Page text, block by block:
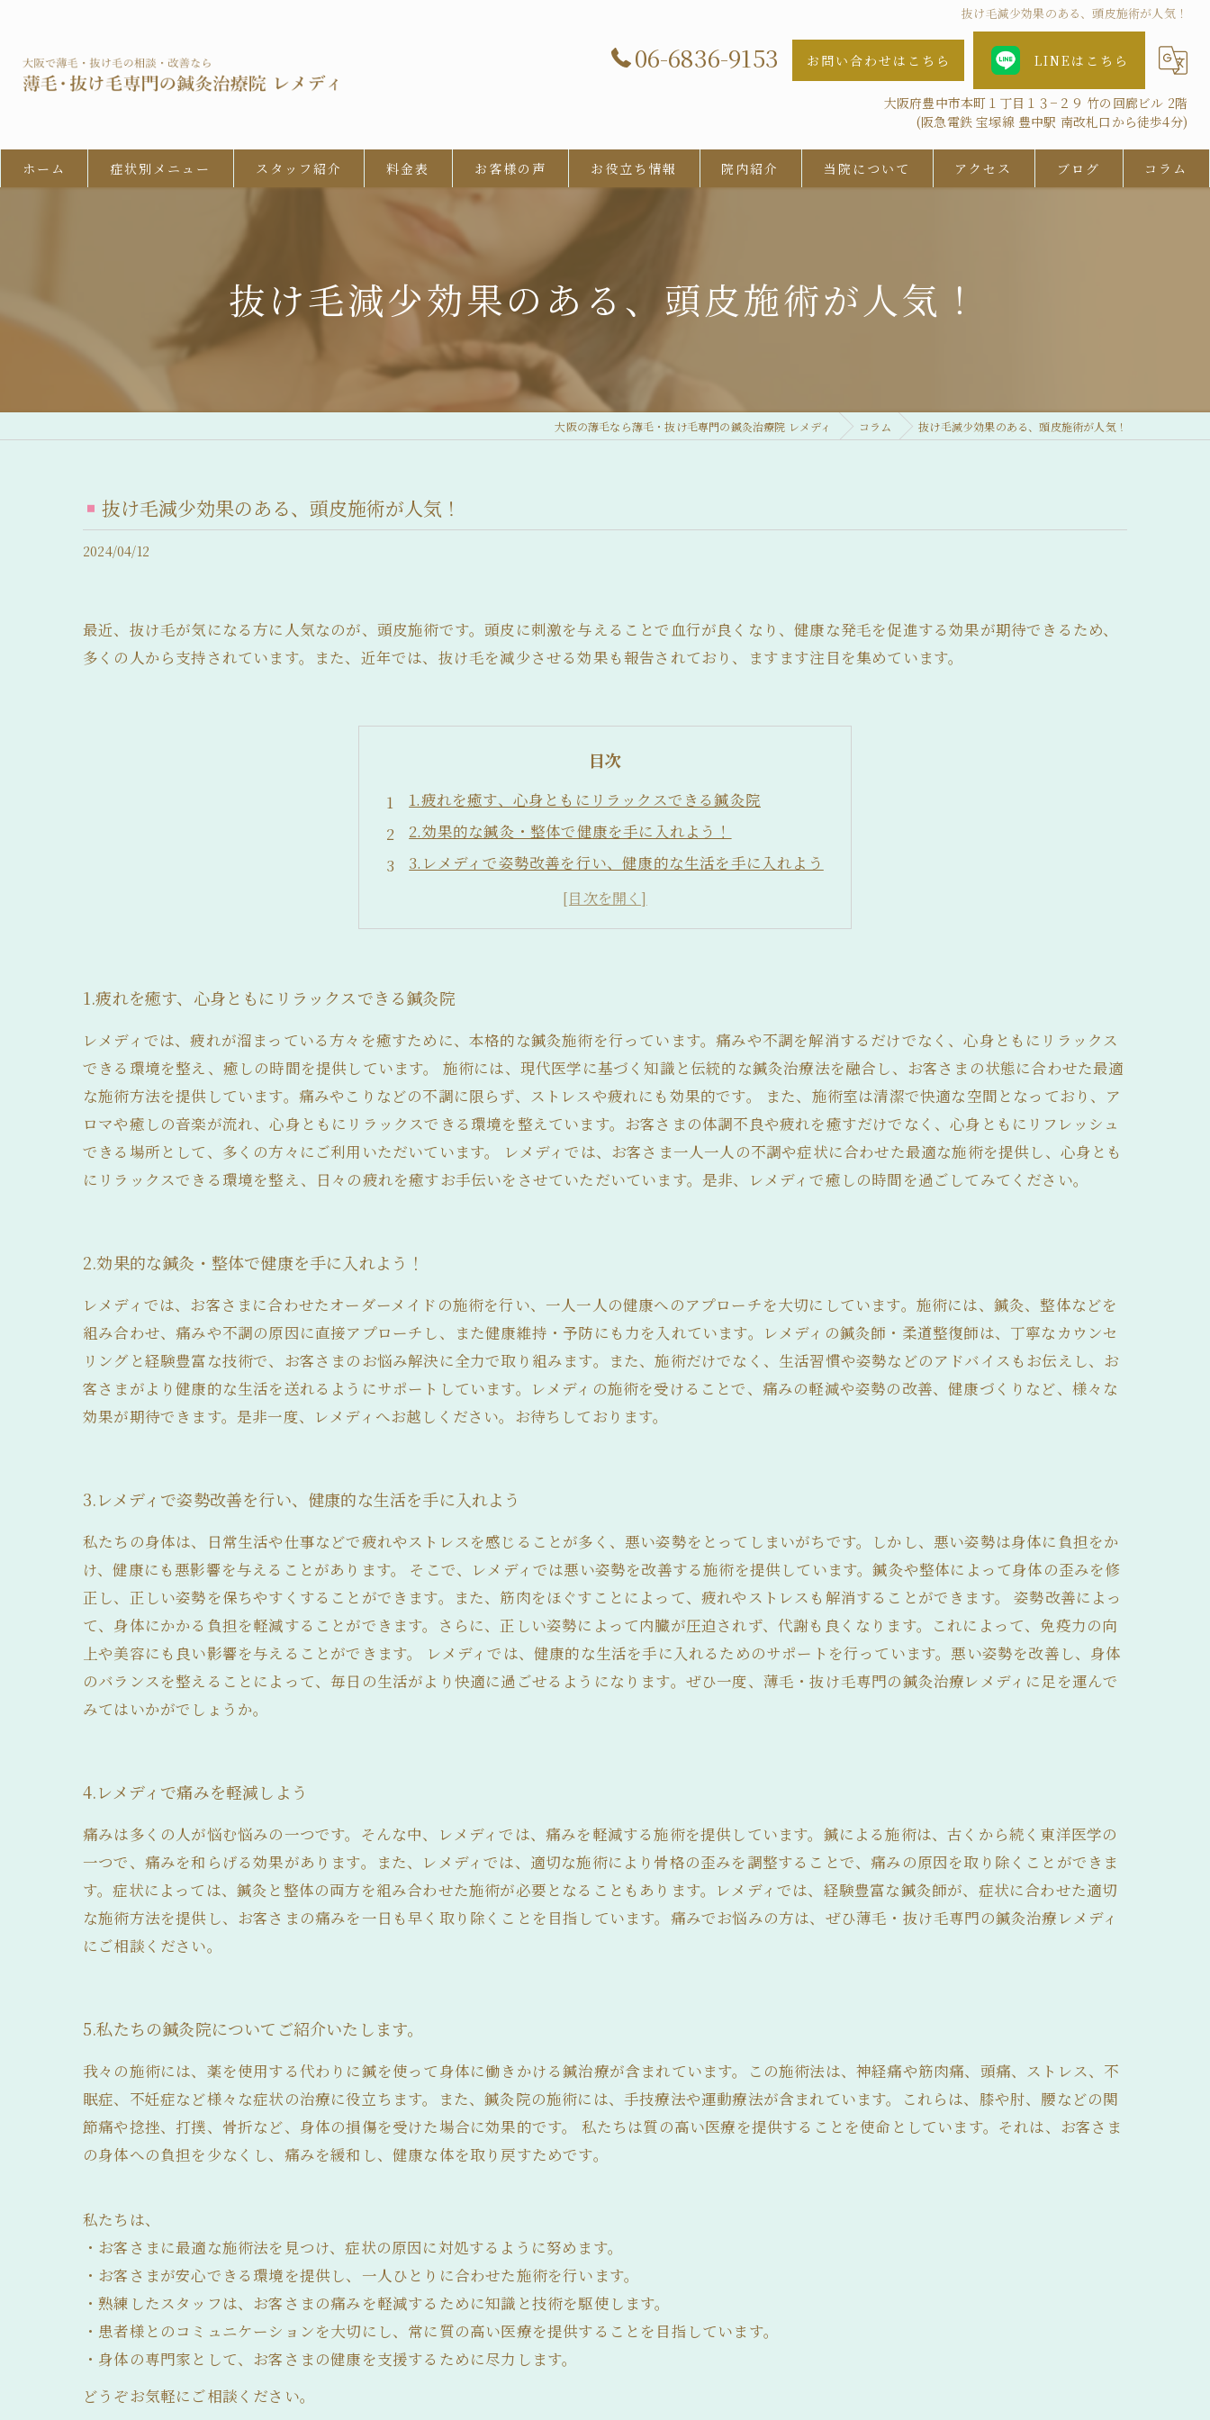
抜け毛減少効果のある、頭皮施術が人気！
06-6836-9153 お問い合わせはこちら LINEはこちら
大阪府豊中市本町１丁目１３−２９ 竹の回廊ビル 2階
(阪急電鉄 宝塚線 豊中駅 南改札口から徒歩4分)
ホーム 症状別メニュー
女性の男性型脱毛 (FAGA)
円形脱毛症
牽引性脱毛症
産後脱毛症 (産後の抜け毛)
急性休止期脱毛症
慢性休止期脱毛症
抜け毛について
スタッフ紹介 料金表 お客様の声 お役立ち情報 院内紹介 当院について
鍼灸
アクセス ブログ コラム
抜け毛減少効果のある、頭皮施術が人気！
大阪の薄毛なら薄毛・抜け毛専門の鍼灸治療院 レメディ コラム 抜け毛減少効果のある、頭皮施術が人気！
抜け毛減少効果のある、頭皮施術が人気！
2024/04/12
最近、抜け毛が気になる方に人気なのが、頭皮施術です。頭皮に刺激を与えることで血行が良くなり、健康な発毛を促進する効果が期待できるため、
多くの人から支持されています。また、近年では、抜け毛を減少させる効果も報告されており、ますます注目を集めています。
目次
1.疲れを癒す、心身ともにリラックスできる鍼灸院
2.効果的な鍼灸・整体で健康を手に入れよう！
3.レメディで姿勢改善を行い、健康的な生活を手に入れよう
4.レメディで痛みを軽減しよう
5.私たちの鍼灸院についてご紹介いたします。
1.疲れを癒す、心身ともにリラックスできる鍼灸院
レメディでは、疲れが溜まっている方々を癒すために、本格的な鍼灸施術を行っています。痛みや不調を解消するだけでなく、心身ともにリラックス
できる環境を整え、癒しの時間を提供しています。 施術には、現代医学に基づく知識と伝統的な鍼灸治療法を融合し、お客さまの状態に合わせた最適
な施術方法を提供しています。痛みやこりなどの不調に限らず、ストレスや疲れにも効果的です。 また、施術室は清潔で快適な空間となっており、ア
ロマや癒しの音楽が流れ、心身ともにリラックスできる環境を整えています。お客さまの体調不良や疲れを癒すだけでなく、心身ともにリフレッシュ
できる場所として、多くの方々にご利用いただいています。 レメディでは、お客さま一人一人の不調や症状に合わせた最適な施術を提供し、心身とも
にリラックスできる環境を整え、日々の疲れを癒すお手伝いをさせていただいています。是非、レメディで癒しの時間を過ごしてみてください。
2.効果的な鍼灸・整体で健康を手に入れよう！
レメディでは、お客さまに合わせたオーダーメイドの施術を行い、一人一人の健康へのアプローチを大切にしています。施術には、鍼灸、整体などを
組み合わせ、痛みや不調の原因に直接アプローチし、また健康維持・予防にも力を入れています。レメディの鍼灸師・柔道整復師は、丁寧なカウンセ
リングと経験豊富な技術で、お客さまのお悩み解決に全力で取り組みます。また、施術だけでなく、生活習慣や姿勢などのアドバイスもお伝えし、お
客さまがより健康的な生活を送れるようにサポートしています。レメディの施術を受けることで、痛みの軽減や姿勢の改善、健康づくりなど、様々な
効果が期待できます。是非一度、レメディへお越しください。お待ちしております。
3.レメディで姿勢改善を行い、健康的な生活を手に入れよう
私たちの身体は、日常生活や仕事などで疲れやストレスを感じることが多く、悪い姿勢をとってしまいがちです。しかし、悪い姿勢は身体に負担をか
け、健康にも悪影響を与えることがあります。 そこで、レメディでは悪い姿勢を改善する施術を提供しています。鍼灸や整体によって身体の歪みを修
正し、正しい姿勢を保ちやすくすることができます。また、筋肉をほぐすことによって、疲れやストレスも解消することができます。 姿勢改善によっ
て、身体にかかる負担を軽減することができます。さらに、正しい姿勢によって内臓が圧迫されず、代謝も良くなります。これによって、免疫力の向
上や美容にも良い影響を与えることができます。 レメディでは、健康的な生活を手に入れるためのサポートを行っています。悪い姿勢を改善し、身体
のバランスを整えることによって、毎日の生活がより快適に過ごせるようになります。ぜひ一度、薄毛・抜け毛専門の鍼灸治療レメディに足を運んで
みてはいかがでしょうか。
4.レメディで痛みを軽減しよう
痛みは多くの人が悩む悩みの一つです。そんな中、レメディでは、痛みを軽減する施術を提供しています。鍼による施術は、古くから続く東洋医学の
一つで、痛みを和らげる効果があります。また、レメディでは、適切な施術により骨格の歪みを調整することで、痛みの原因を取り除くことができま
す。症状によっては、鍼灸と整体の両方を組み合わせた施術が必要となることもあります。レメディでは、経験豊富な鍼灸師が、症状に合わせた適切
な施術方法を提供し、お客さまの痛みを一日も早く取り除くことを目指しています。痛みでお悩みの方は、ぜひ薄毛・抜け毛専門の鍼灸治療レメディ
にご相談ください。
5.私たちの鍼灸院についてご紹介いたします。
我々の施術には、薬を使用する代わりに鍼を使って身体に働きかける鍼治療が含まれています。この施術法は、神経痛や筋肉痛、頭痛、ストレス、不
眠症、不妊症など様々な症状の治療に役立ちます。また、鍼灸院の施術には、手技療法や運動療法が含まれています。これらは、膝や肘、腰などの関
節痛や捻挫、打撲、骨折など、身体の損傷を受けた場合に効果的です。 私たちは質の高い医療を提供することを使命としています。それは、お客さま
の身体への負担を少なくし、痛みを緩和し、健康な体を取り戻すためです。
私たちは、
・お客さまに最適な施術法を見つけ、症状の原因に対処するように努めます。
・お客さまが安心できる環境を提供し、一人ひとりに合わせた施術を行います。
・熟練したスタッフは、お客さまの痛みを軽減するために知識と技術を駆使します。
・患者様とのコミュニケーションを大切にし、常に質の高い医療を提供することを目指しています。
・身体の専門家として、お客さまの健康を支援するために尽力します。
どうぞお気軽にご相談ください。